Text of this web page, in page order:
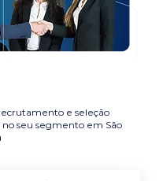
e seleção
no seu segmento em São